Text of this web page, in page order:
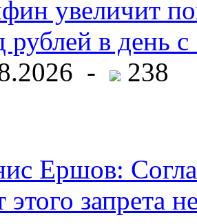
увеличит
рублей в день с
-
238
Ершов:
этого запрета